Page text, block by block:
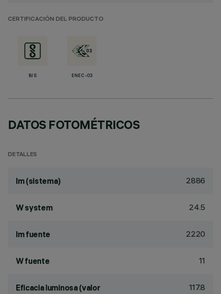
CERTIFICACIÓN DEL PRODUCTO
BIS ENEC-03
DATOS FOTOMÉTRICOS
DETALLES
lm (sistema) 2886
W system 24.5
lm fuente 2220
W fuente 11
Eficacia luminosa (valor
117.8